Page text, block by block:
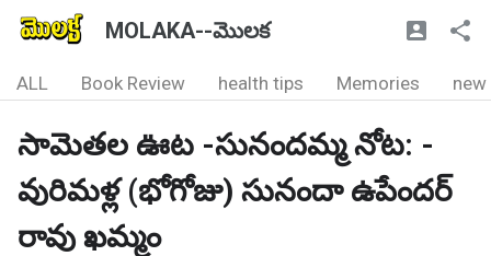
MOLAKA--మొలక
ALL Book Review health tips Memories new
సామెతల ఊట -సునందమ్మ నోట: -
వురిమళ్ల (భోగోజు) సునందా ఉపేందర్
రావు ఖమ్మం